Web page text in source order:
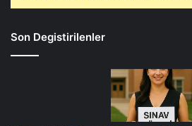
Son Degistirilenler